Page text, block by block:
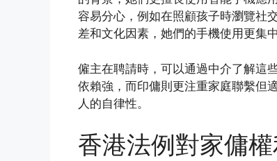
容易分心，例如在照顧孩子時瀏覽社
差和文化因素，她們的手機使用更集
僱主在聘請時，可以通過中介了解這
依賴強，而印傭則更注重家庭聯繫但
人的自律性。
香港法例對家傭